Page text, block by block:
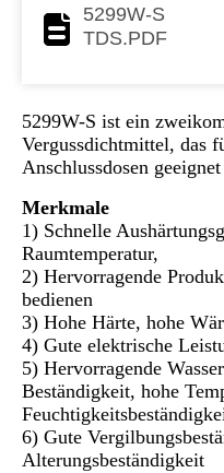
5299W-S
TDS.PDF
5299W-S ist ein
Vergussdichtmittel, das
Anschlussdosen
Merkmale
1) Schnelle
Raumtemperatur,
2) Hervorragende
bedienen
3) Hohe Härte, hohe
4) Gute elektrische
5) Hervorragende
Beständigkeit, hohe
6) Gute
Alterungsbeständigkeit